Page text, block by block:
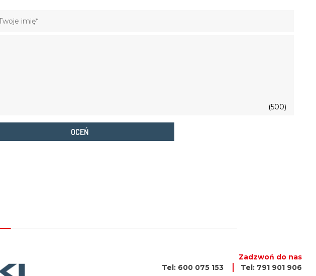
(500)
OCEŃ
Zadzwoń do nas
Tel: 600 075 153
Tel: 791 901 906